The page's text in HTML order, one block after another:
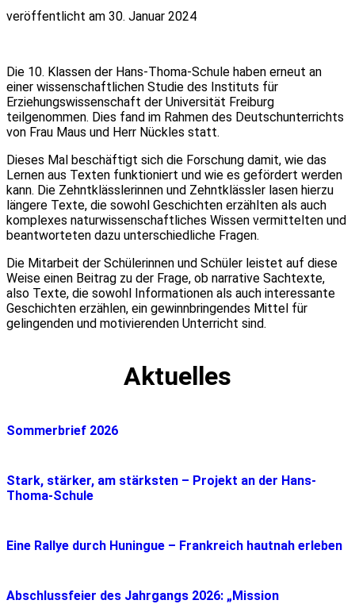
veröffentlicht am 30. Januar 2024
Die 10. Klassen der Hans-Thoma-Schule haben erneut an
einer wissenschaftlichen Studie des Instituts für
Erziehungswissenschaft der Universität Freiburg
teilgenommen. Dies fand im Rahmen des Deutschunterrichts
von Frau Maus und Herr Nückles statt.
Dieses Mal beschäftigt sich die Forschung damit, wie das
Lernen aus Texten funktioniert und wie es gefördert werden
kann. Die Zehntklässlerinnen und Zehntklässler lasen hierzu
längere Texte, die sowohl Geschichten erzählten als auch
komplexes naturwissenschaftliches Wissen vermittelten und
beantworteten dazu unterschiedliche Fragen.
Die Mitarbeit der Schülerinnen und Schüler leistet auf diese
Weise einen Beitrag zu der Frage, ob narrative Sachtexte,
also Texte, die sowohl Informationen als auch interessante
Geschichten erzählen, ein gewinnbringendes Mittel für
gelingenden und motivierenden Unterricht sind.
Aktuelles
Sommerbrief 2026
Stark, stärker, am stärksten – Projekt an der Hans-
Thoma-Schule
Eine Rallye durch Huningue – Frankreich hautnah erleben
Abschlussfeier des Jahrgangs 2026: „Mission